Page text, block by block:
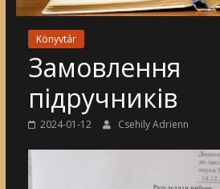
Könyvtár
Замовлення
підручників
2024-01-12 Csehily Adrienn